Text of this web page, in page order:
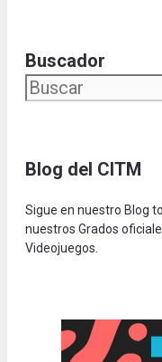
Buscador
Blog del CITM
Sigue en nuestro Blog
nuestros Grados
Videojuegos.